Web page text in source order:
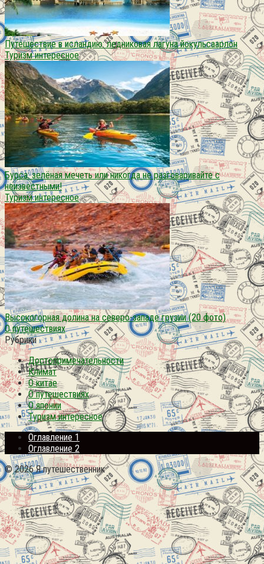
Путешествие в исландию: ледниковая лагуна йокульсаарлон
Туризм интересное
Бурса: зелёная мечеть или никогда не разговаривайте с
неизвестными!
Туризм интересное
Высокогорная долина на северо-западе грузии (20 фото)
О путешествиях
Рубрики
Достопримечательности
Климат
О китае
О путешествиях
О японии
Туризм интересное
Оглавление 1
Оглавление 2
© 2026 Я путешественник